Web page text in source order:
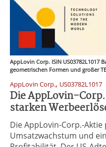
AppLovin Corp. ISIN US03782L1017
geometrischen Formen und großer
AppLovin Corp., US03782L1017
Die AppLovin-
starken
Die AppLovin-Corp.-
Umsatzwachstum und